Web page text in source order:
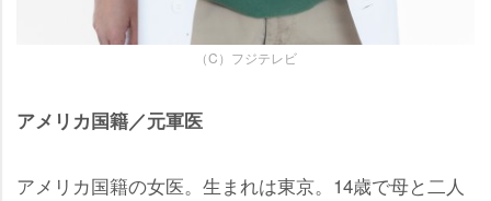
（C）フジテレビ
アメリカ国籍／元軍医
アメリカ国籍の女医。生まれは東京。14歳で母と二人